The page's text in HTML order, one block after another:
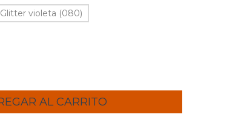
Glitter violeta (080)